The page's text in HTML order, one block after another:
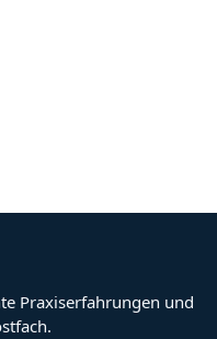
Praxiserfahrungen und